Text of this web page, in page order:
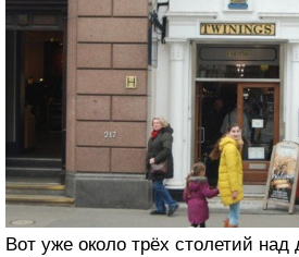
Вот уже около трёх столетий